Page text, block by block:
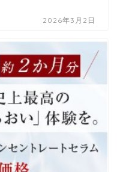
2026年3月2日